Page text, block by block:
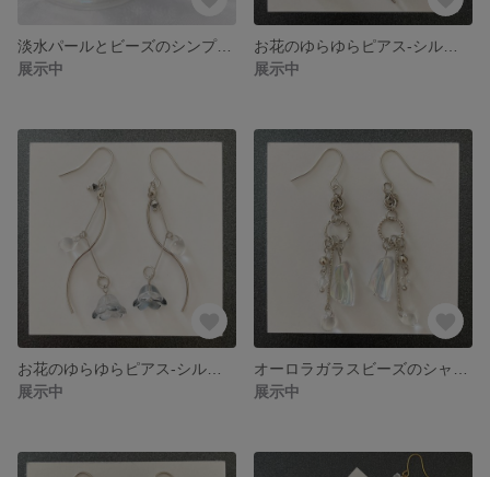
淡水パールとビーズのシンプルピアス
展示中
展示中
展示中
展示中